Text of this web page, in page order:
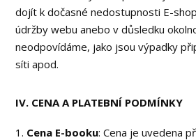
dojít k dočasné nedostupnosti E-
údržby webu anebo v důsledku
neodpovídáme, jako jsou výpadky
síti apod.
IV. CENA A PLATEBNÍ PODMÍNKY
1. Cena E-booku: Cena je uvedena